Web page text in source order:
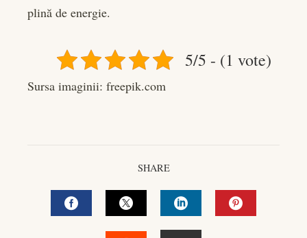
plină de energie.
5/5 - (1 vote)
Sursa imaginii: freepik.com
SHARE
FACEBOOKTWITTERLINKEDIN